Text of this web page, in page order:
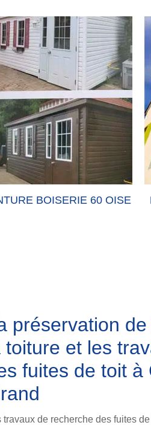
BOISERIE 60 OISE
préservation
toiture et les
fuites de toit à
travaux de recherche des fuites